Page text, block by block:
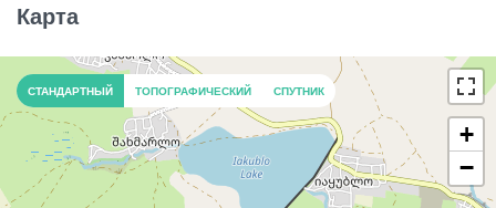
Карта
+
−
СТАНДАРТНЫЙ ТОПОГРАФИЧЕСКИЙ СПУТНИК